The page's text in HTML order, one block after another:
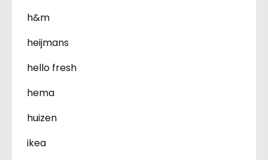
h&m
heijmans
hello fresh
hema
huizen
ikea